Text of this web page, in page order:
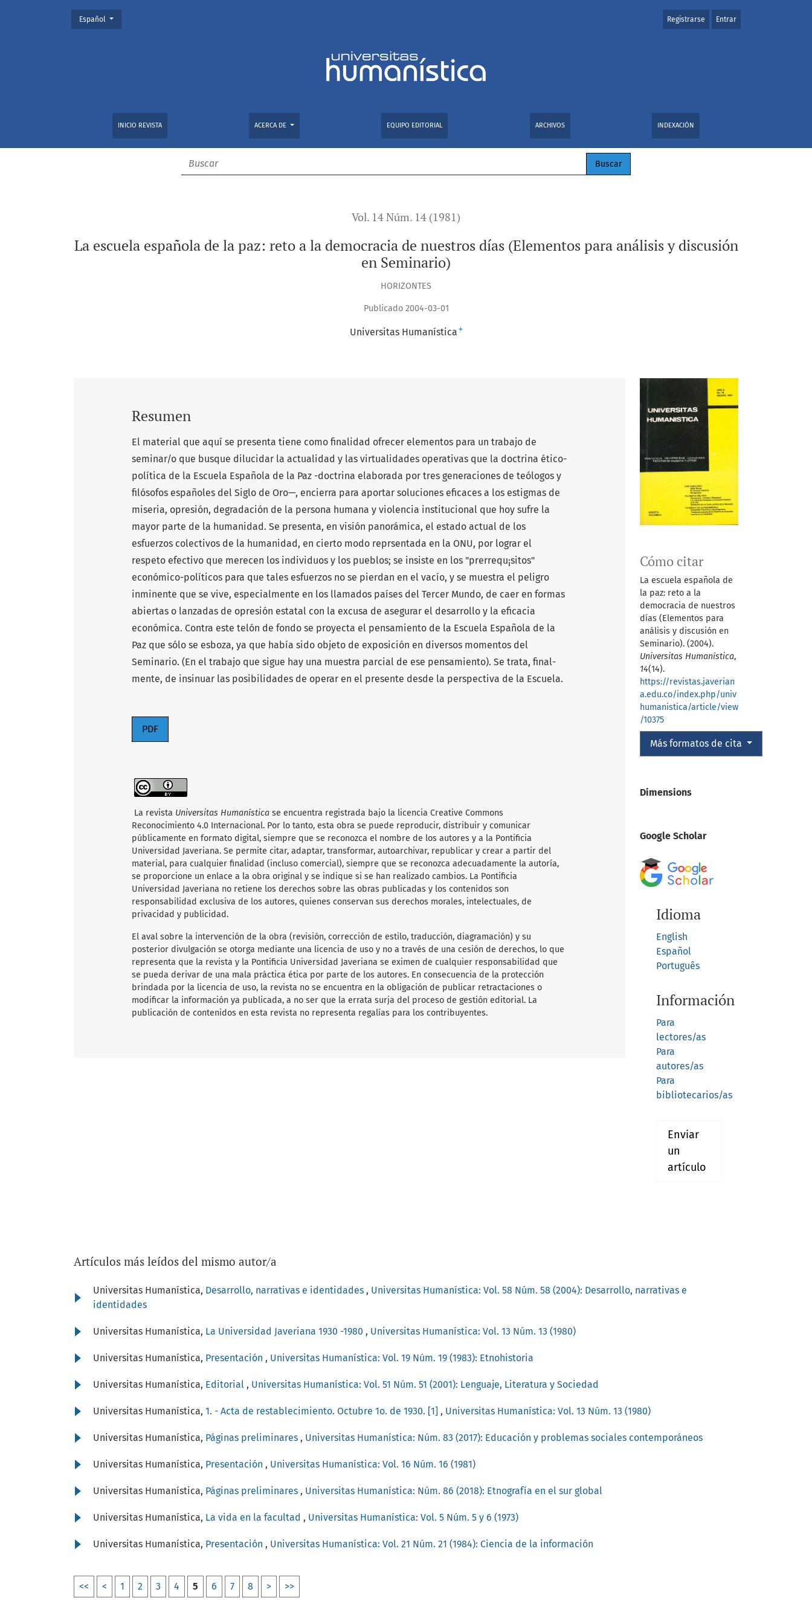
La escuela española de la paz: reto a la democracia de nuestros días (Elementos para análisis y discusión en Seminario)
INICIO REVISTA ACERCA DE EQUIPO EDITORIAL ARCHIVOS INDEXACIÓN
Registrarse Entrar
Cambiar el idioma. El actual es:
Español
Buscar
Vol. 14 Núm. 14 (1981)
La escuela española de la paz: reto a la democracia de nuestros días (Elementos para análisis y discusión
en Seminario)
HORIZONTES
Publicado 2004-03-01
Universitas Humanística +
Cómo citar
La escuela española de
la paz: reto a la
democracia de nuestros
días (Elementos para
análisis y discusión en
Seminario). (2004).
Universitas Humanística,
14(14).
https://revistas.javerian
a.edu.co/index.php/univ
humanistica/article/view
/10375
Más formatos de cita
Dimensions
Google Scholar
Idioma
English
Español
Português
Información
Para
lectores/as
Para
autores/as
Para
bibliotecarios/as
Enviar
un
artículo
Resumen
El material que aquí se presenta tiene como finalidad ofrecer elementos para un tra­bajo de
seminar/o que busque dilucidar la actualidad y las virtualidades operativas que la doctrina ético-
política de la Escuela Española de la Paz -doctrina elaborada por tres generaciones de teólogos y
filósofos españoles del Siglo de Oro—, encierra para aportar soluciones eficaces a los estigmas de
miseria, opresión, degradación de la persona humana y violencia institucional que hoy sufre la
mayor parte de la humanidad. Se presenta, en visión panorámica, el estado actual de los
esfuerzos colectivos de la humanidad, en cierto modo reprsentada en la ONU, por lograr el
respeto efectivo que merecen los individuos y los pueblos; se insiste en los "prerrequ¡sitos"
económico-políticos para que tales es­fuerzos no se pierdan en el vacío, y se muestra el peligro
inminente que se vive, especial­mente en los llamados países del Tercer Mundo, de caer en formas
abiertas o lanzadas de opresión estatal con la excusa de asegurar el desarrollo y la eficacia
económica. Contra este telón de fondo se proyecta el pensamiento de la Escuela Española de la
Paz que sólo se esboza, ya que había sido objeto de exposición en diversos momentos del
Seminario. (En el trabajo que sigue hay una muestra parcial de ese pensamiento). Se trata, final­
mente, de insinuar las posibilidades de operar en el presente desde la perspectiva de la Escuela.
PDF
La revista Universitas Humanística se encuentra registrada bajo la licencia Creative Commons
Reconocimiento 4.0 Internacional. Por lo tanto, esta obra se puede reproducir, distribuir y comunicar
públicamente en formato digital, siempre que se reconozca el nombre de los autores y a la Pontificia
Universidad Javeriana. Se permite citar, adaptar, transformar, autoarchivar, republicar y crear a partir del
material, para cualquier finalidad (incluso comercial), siempre que se reconozca adecuadamente la autoría,
se proporcione un enlace a la obra original y se indique si se han realizado cambios. La Pontificia
Universidad Javeriana no retiene los derechos sobre las obras publicadas y los contenidos son
responsabilidad exclusiva de los autores, quienes conservan sus derechos morales, intelectuales, de
privacidad y publicidad.
El aval sobre la intervención de la obra (revisión, corrección de estilo, traducción, diagramación) y su
posterior divulgación se otorga mediante una licencia de uso y no a través de una cesión de derechos, lo que
representa que la revista y la Pontificia Universidad Javeriana se eximen de cualquier responsabilidad que
se pueda derivar de una mala práctica ética por parte de los autores. En consecuencia de la protección
brindada por la licencia de uso, la revista no se encuentra en la obligación de publicar retractaciones o
modificar la información ya publicada, a no ser que la errata surja del proceso de gestión editorial. La
publicación de contenidos en esta revista no representa regalías para los contribuyentes.
Artículos más leídos del mismo autor/a
Universitas Humanística, Desarrollo, narrativas e identidades , Universitas Humanística: Vol. 58 Núm. 58 (2004): Desarrollo, narrativas e
identidades
Universitas Humanística, La Universidad Javeriana 1930 -1980 , Universitas Humanística: Vol. 13 Núm. 13 (1980)
Universitas Humanística, Presentación , Universitas Humanística: Vol. 19 Núm. 19 (1983): Etnohistoria
Universitas Humanística, Editorial , Universitas Humanística: Vol. 51 Núm. 51 (2001): Lenguaje, Literatura y Sociedad
Universitas Humanística, 1. - Acta de restablecimiento. Octubre 1o. de 1930. [1] , Universitas Humanística: Vol. 13 Núm. 13 (1980)
Universitas Humanística, Páginas preliminares , Universitas Humanística: Núm. 83 (2017): Educación y problemas sociales contemporáneos
Universitas Humanística, Presentación , Universitas Humanística: Vol. 16 Núm. 16 (1981)
Universitas Humanística, Páginas preliminares , Universitas Humanística: Núm. 86 (2018): Etnografía en el sur global
Universitas Humanística, La vida en la facultad , Universitas Humanística: Vol. 5 Núm. 5 y 6 (1973)
Universitas Humanística, Presentación , Universitas Humanística: Vol. 21 Núm. 21 (1984): Ciencia de la información
<< < 1 2 3 4 5 6 7 8 > >>